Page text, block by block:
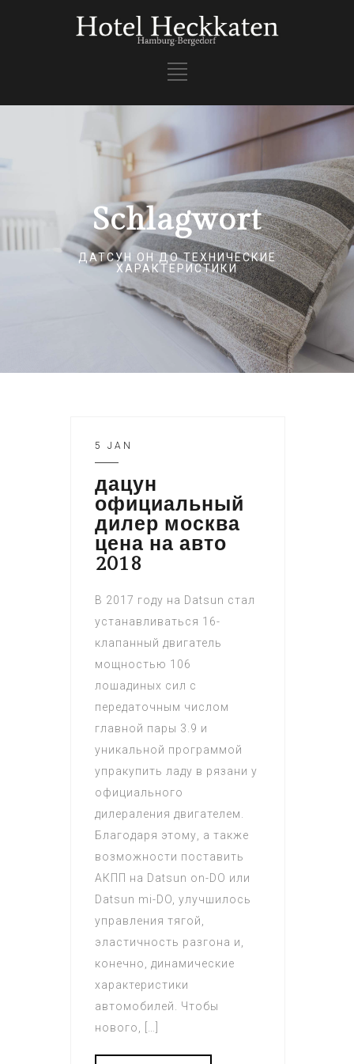
Schlagwort
ДАТСУН ОН ДО ТЕХНИЧЕСКИЕ
ХАРАКТЕРИСТИКИ
5 JAN
дацун
официальный
дилер москва
цена на авто
2018
В 2017 году на Datsun стал
устанавливаться 16-
клапанный двигатель
мощностью 106
лошадиных сил с
передаточным числом
главной пары 3.9 и
уникальной программой
упракупить ладу в рязани у
официального
дилераления двигателем.
Благодаря этому, а также
возможности поставить
АКПП на Datsun on-DO или
Datsun mi-DO, улучшилось
управления тягой,
эластичность разгона и,
конечно, динамические
характеристики
автомобилей. Чтобы
нового, […]